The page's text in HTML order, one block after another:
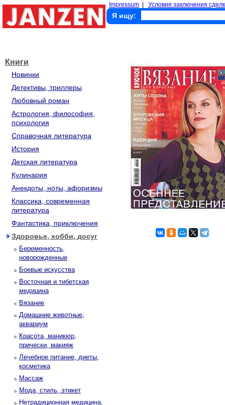
Impressum Условия заключения
Я ищу:
Книги
Новинки
Детективы, триллеры
Любовный роман
Астрология, философия,
психология
Справочная литература
История
Детская литература
Кулинария
Анекдоты, ноты, афоризмы
Классика, современная
литература
Фантастика, приключения
Здоровье, хобби, досуг
Беременность,
новорожденные
Боевые искусства
Восточная и тибетская
медицина
Вязание
Домашние животные,
аквариум
Красота, маникюр,
прически, макияж
Лечебное питание, диеты,
косметика
Массаж
Мода, стиль, этикет
Нетрадиционная медицина,